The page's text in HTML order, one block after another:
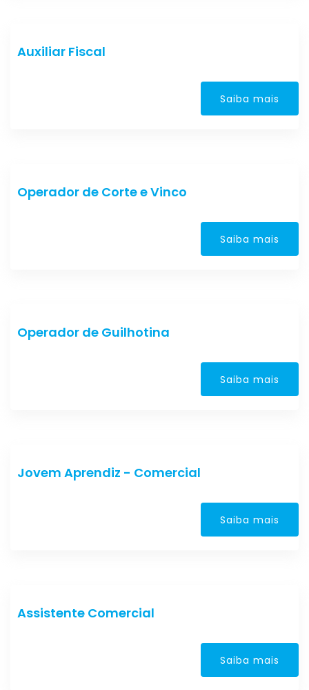
Auxiliar Fiscal
Saiba mais
Operador de Corte e Vinco
Saiba mais
Operador de Guilhotina
Saiba mais
Jovem Aprendiz - Comercial
Saiba mais
Assistente Comercial
Saiba mais